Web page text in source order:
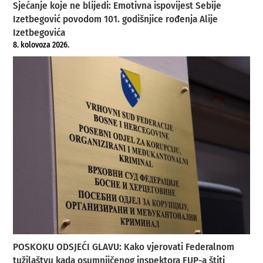
Sjećanje koje ne blijedi: Emotivna ispovijest Sebije
Izetbegović povodom 101. godišnjice rođenja Alije
Izetbegovića
8. kolovoza 2026.
POSKOKU ODSJEĆI GLAVU: Kako vjerovati Federalnom
tužilaštvu kada osumnjičenog inspektora FUP-a štiti